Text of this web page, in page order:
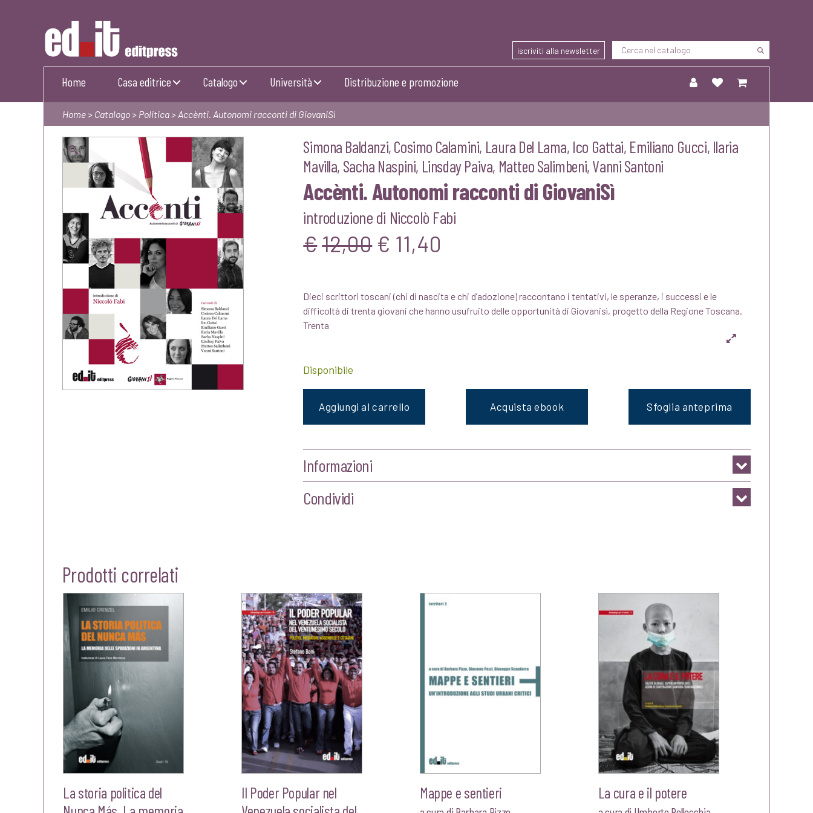
Editpress
iscriviti alla newsletter
Home Casa editrice Catalogo Università Distribuzione e promozione
Home> Catalogo> Politica> Accènti. Autonomi racconti di GiovaniSì
🔍 Simona Baldanzi,Cosimo Calamini, Laura Del Lama, Ico Gattai, Emiliano Gucci, Ilaria
Mavilla, Sacha Naspini, Linsday Paiva, Matteo Salimbeni,Vanni Santoni
Accènti. Autonomi racconti di GiovaniSì
introduzione di Niccolò Fabi
€12,00 Il
originale
€ 11,40
attuale
Dieci scrittori toscani (chi di nascita e chi d’adozione) raccontano i tentativi, le speranze, i successi e le
difficoltà di trenta giovani che hanno usufruito delle opportunità di Giovanisì, progetto della Regione Toscana.
Trenta
Disponibile
Aggiungi al carrello Acquista ebook Sfoglia anteprima
Informazioni
Condividi
Prodotti correlati
La storia politica del
Il Poder Popular nel
Mappe e sentieri La cura e il potere